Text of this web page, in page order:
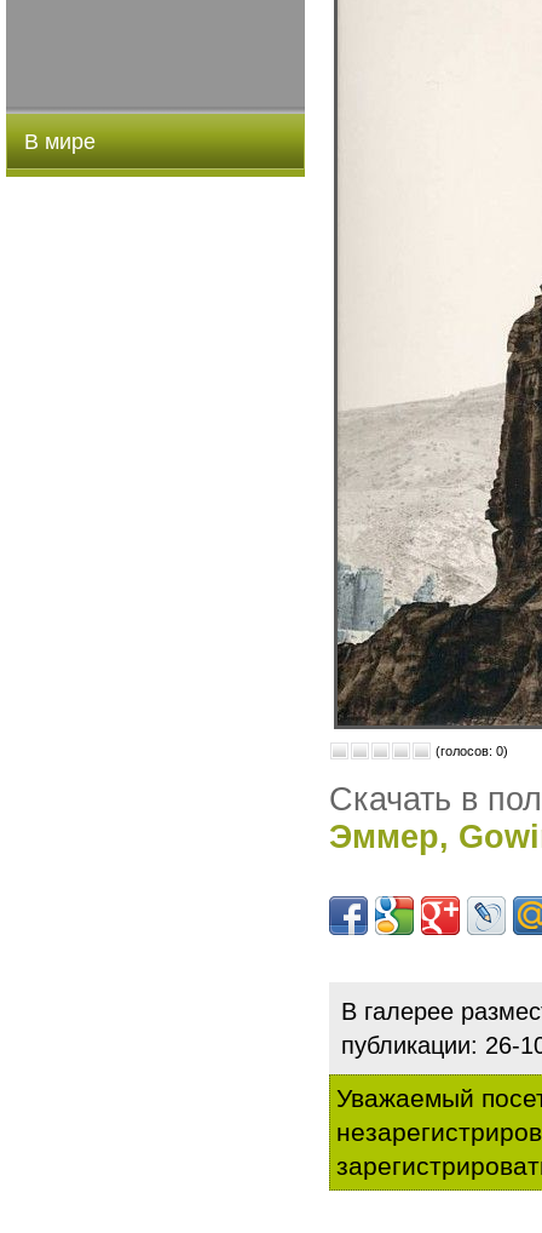
В мире
(голосов: 0)
Скачать в
Эммер,
В галерее
публикации:
Уважаемый